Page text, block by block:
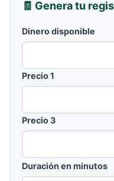
🧾 Genera tu
Dinero disponible
Precio 1
Precio 3
Duración en minutos